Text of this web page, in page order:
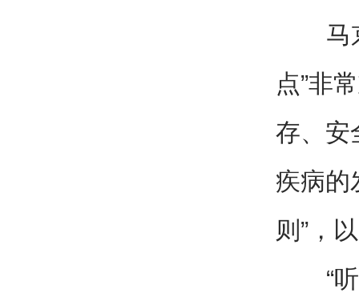
马京
点”非
存、安
疾病的
则”，
“听